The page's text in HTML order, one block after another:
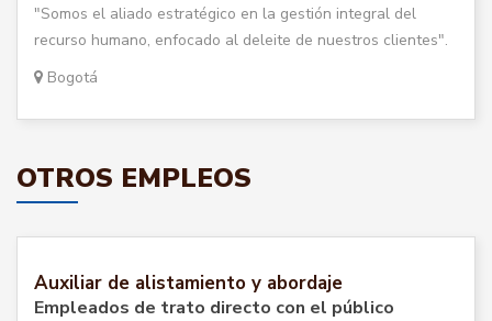
"Somos el aliado estratégico en la gestión integral del
recurso humano, enfocado al deleite de nuestros clientes".
Bogotá
OTROS EMPLEOS
Auxiliar de alistamiento y abordaje
Empleados de trato directo con el público